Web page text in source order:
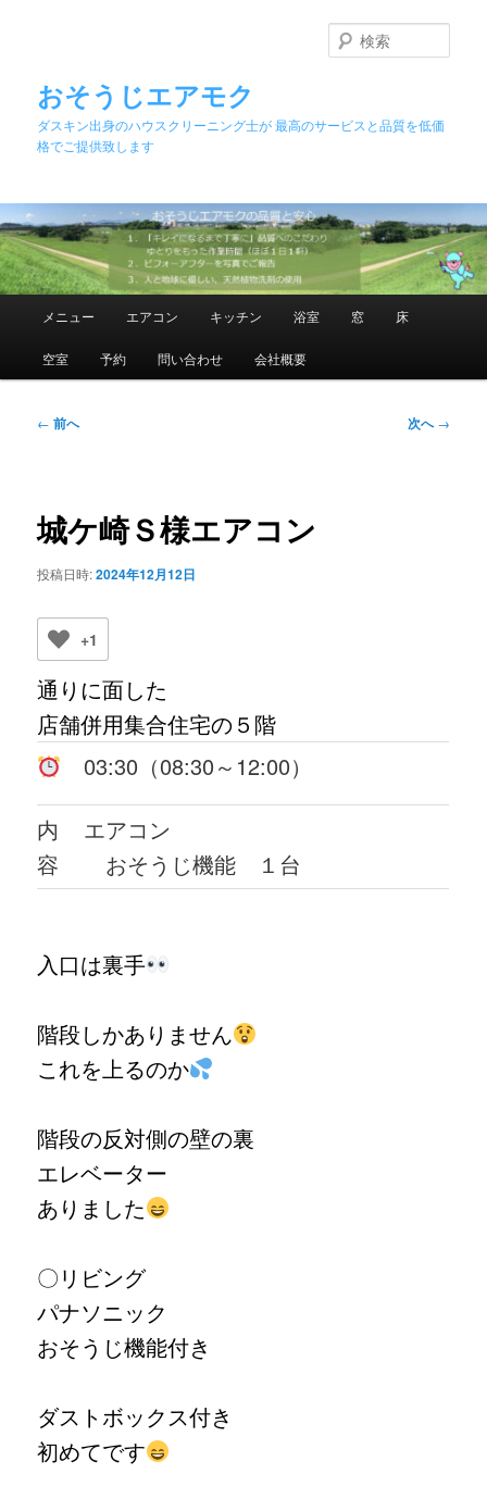
移
動
おそうじエアモク
ダスキン出身のハウスクリーニング士が 最高のサービスと品質を低価
格でご提供致します
索
メ
メニュー エアコン キッチン 浴室 窓 床
空室 予約 問い合わせ 会社概要
投
ゲ
ー
ョ
← 前へ 次へ→
城ケ崎Ｓ様エアコン
投稿日時:2024年12月12日
+1
通りに面した
店舗併用集合住宅の５階
03:30（08:30～12:00）
内
容
エアコン
おそうじ機能 １台
入口は裏手
階段しかありません
これを上るのか
階段の反対側の壁の裏
エレベーター
ありました
〇リビング
パナソニック
おそうじ機能付き
ダストボックス付き
初めてです